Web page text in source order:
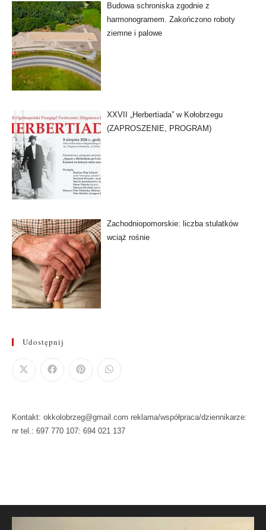
Budowa schroniska zgodnie z
harmonogramem. Zakończono roboty
ziemne i palowe
XXVII „Herbertiada” w Kołobrzegu
(ZAPROSZENIE, PROGRAM)
Zachodniopomorskie: liczba stulatków
wciąż rośnie
Udostępnij
Kontakt: okkolobrzeg@gmail.com reklama/współpraca/dziennikarze:
nr tel.: 697 770 107: 694 021 137